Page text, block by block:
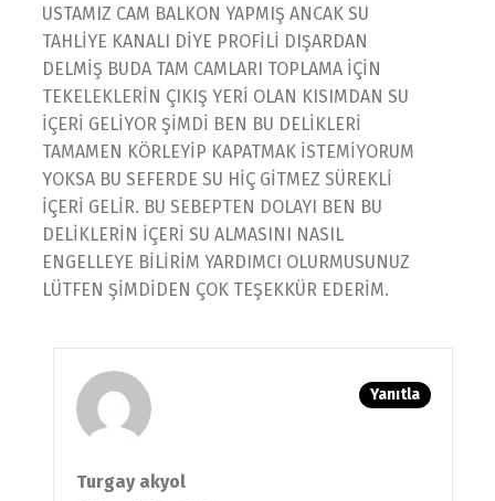
USTAMIZ CAM BALKON YAPMIŞ ANCAK SU
TAHLİYE KANALI DİYE PROFİLİ DIŞARDAN
DELMİŞ BUDA TAM CAMLARI TOPLAMA İÇİN
TEKELEKLERİN ÇIKIŞ YERİ OLAN KISIMDAN SU
İÇERİ GELİYOR ŞİMDİ BEN BU DELİKLERİ
TAMAMEN KÖRLEYİP KAPATMAK İSTEMİYORUM
YOKSA BU SEFERDE SU HİÇ GİTMEZ SÜREKLİ
İÇERİ GELİR. BU SEBEPTEN DOLAYI BEN BU
DELİKLERİN İÇERİ SU ALMASINI NASIL
ENGELLEYE BİLİRİM YARDIMCI OLURMUSUNUZ
LÜTFEN ŞİMDİDEN ÇOK TEŞEKKÜR EDERİM.
Turgay akyol
Yanıtla